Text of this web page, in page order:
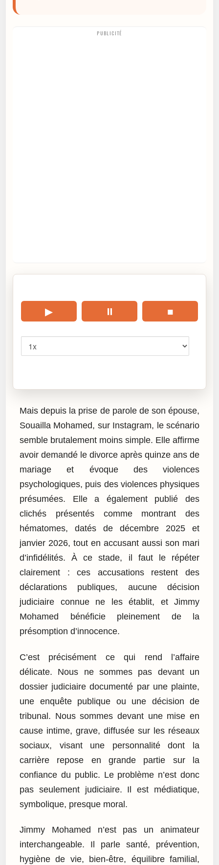
PUBLICITÉ
▶ ⏸ ■
Mais depuis la prise de parole de son épouse,
Souailla Mohamed, sur Instagram, le scénario
semble brutalement moins simple. Elle affirme
avoir demandé le divorce après quinze ans de
mariage et évoque des violences
psychologiques, puis des violences physiques
présumées. Elle a également publié des
clichés présentés comme montrant des
hématomes, datés de décembre 2025 et
janvier 2026, tout en accusant aussi son mari
d’infidélités. À ce stade, il faut le répéter
clairement : ces accusations restent des
déclarations publiques, aucune décision
judiciaire connue ne les établit, et Jimmy
Mohamed bénéficie pleinement de la
présomption d’innocence.
C’est précisément ce qui rend l’affaire
délicate. Nous ne sommes pas devant un
dossier judiciaire documenté par une plainte,
une enquête publique ou une décision de
tribunal. Nous sommes devant une mise en
cause intime, grave, diffusée sur les réseaux
sociaux, visant une personnalité dont la
carrière repose en grande partie sur la
confiance du public. Le problème n’est donc
pas seulement judiciaire. Il est médiatique,
symbolique, presque moral.
Jimmy Mohamed n’est pas un animateur
interchangeable. Il parle santé, prévention,
hygiène de vie, bien-être, équilibre familial,